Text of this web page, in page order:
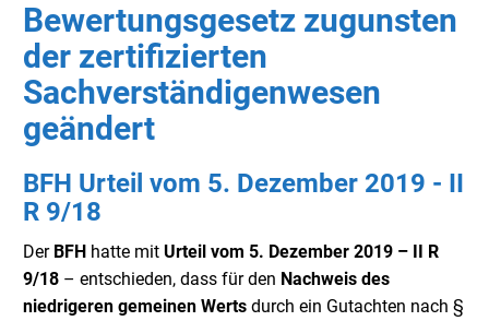
Bewertungsgesetz zugunsten
der zertifizierten
Sachverständigenwesen
geändert
BFH Urteil vom 5. Dezember 2019 - II
R 9/18
Der BFH hatte mit Urteil vom 5. Dezember 2019 – II R
9/18 – entschieden, dass für den Nachweis des
niedrigeren gemeinen Werts durch ein Gutachten nach §